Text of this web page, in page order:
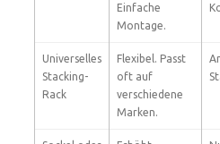
Einfache
Montage.
Universelles
Stacking-
Rack
Flexibel. Passt
oft auf
verschiedene
Marken.